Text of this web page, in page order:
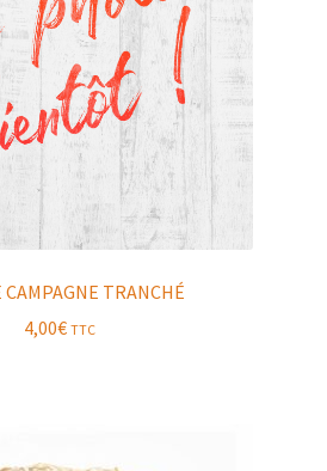
CAMPAGNE TRANCHÉ
4,00€ TTC